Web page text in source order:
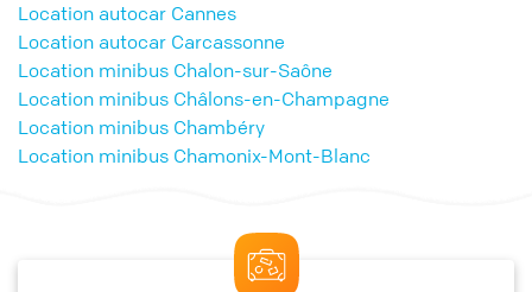
Location autocar Cannes
Location autocar Carcassonne
Location minibus Chalon-sur-Saône
Location minibus Châlons-en-Champagne
Location minibus Chambéry
Location minibus Chamonix-Mont-Blanc